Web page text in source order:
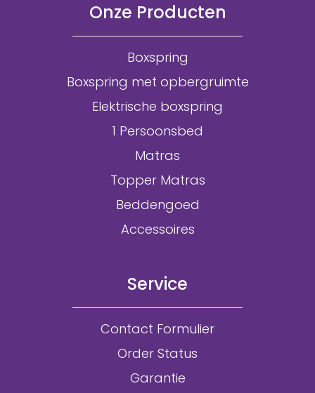
Onze Producten
Boxspring
Boxspring met opbergruimte
Elektrische boxspring
1 Persoonsbed
Matras
Topper Matras
Beddengoed
Accessoires
Service
Contact Formulier
Order Status
Garantie